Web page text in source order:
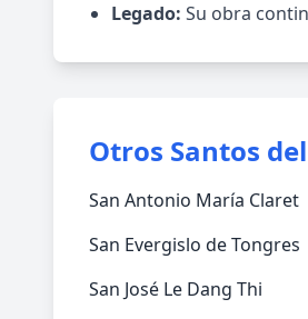
Legado: Su obra
Otros Santos
San Antonio María Claret
San Evergislo de Tongres
San José Le Dang Thi